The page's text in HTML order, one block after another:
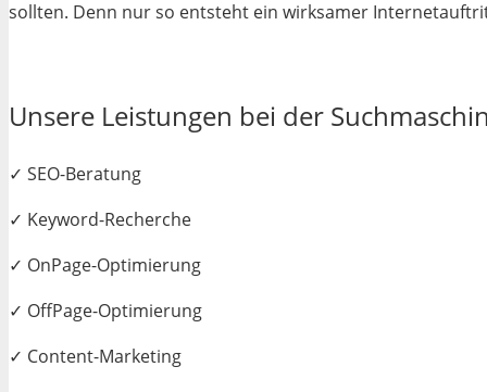
sollten. Denn nur so entsteht ein wirksamer
Unsere Leistungen bei der
✓ SEO-Beratung
✓ Keyword-Recherche
✓ OnPage-Optimierung
✓ OffPage-Optimierung
✓ Content-Marketing